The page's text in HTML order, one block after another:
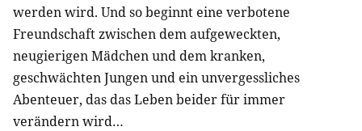
werden wird. Und so beginnt eine verbotene
Freundschaft zwischen dem aufgeweckten,
neugierigen Mädchen und dem kranken,
geschwächten Jungen und ein unvergessliches
Abenteuer, das das Leben beider für immer
verändern wird…